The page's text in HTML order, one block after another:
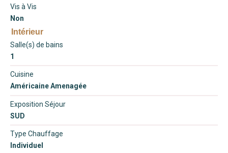
Vis à Vis
Non
Intérieur
Salle(s) de bains
1
Cuisine
Américaine Amenagée
Exposition Séjour
SUD
Type Chauffage
Individuel